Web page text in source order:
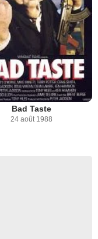
Bad Taste
24 août 1988